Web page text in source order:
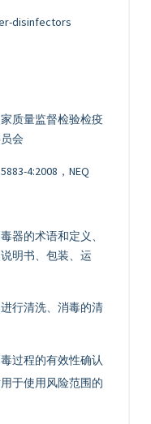
disinfectors
质量监督检验检疫
会
4:2008，NEQ
器的术语和定义、
明书、包装、运
行清洗、消毒的清
过程的有效性确认
于使用风险范围的